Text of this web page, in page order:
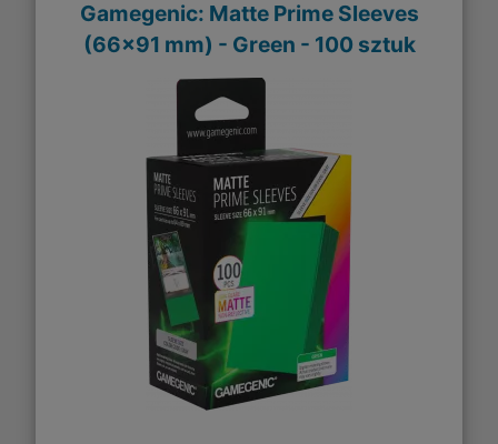
Gamegenic: Matte Prime Sleeves
(66x91 mm) - Green - 100 sztuk